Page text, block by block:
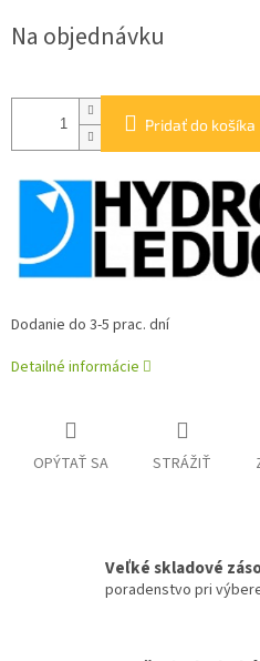
cena:
Na objednávku
Pridať do košíka
Dodanie do 3-5 prac. dní
Detailné informácie
OPÝTAŤ SA STRÁŽIŤ
Veľké skladové
poradenstvo pri